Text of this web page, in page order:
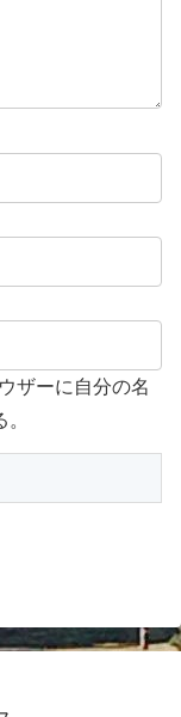
ザーに自分の名